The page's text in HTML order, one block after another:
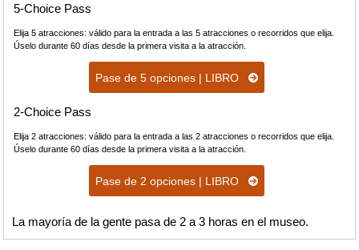
5-Choice Pass
Elija 5 atracciones: válido para la entrada a las 5 atracciones o recorridos que elija.
Úselo durante 60 días desde la primera visita a la atracción.
Pase de 5 opciones | LIBRO
2-Choice Pass
Elija 2 atracciones: válido para la entrada a las 2 atracciones o recorridos que elija.
Úselo durante 60 días desde la primera visita a la atracción.
Pase de 2 opciones | LIBRO
La mayoría de la gente pasa de 2 a 3 horas en el museo.